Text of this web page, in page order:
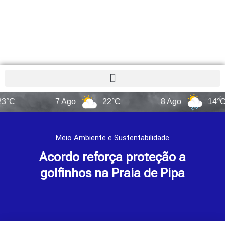
22°C 14°C
Meio Ambiente e Sustentabilidade
Acordo reforça proteção a
golfinhos na Praia de Pipa